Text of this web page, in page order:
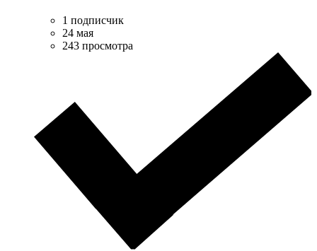
1 подписчик
24 мая
243 просмотра